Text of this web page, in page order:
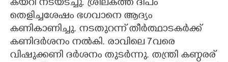
കയറി നടയടച്ചു. ശ്രീലകത്ത് ദീപം
തെളിച്ചശേഷം ഭഗവാനെ ആദ്യം
കണികാണിച്ചു. നടതുറന്ന് തീർത്ഥാടകർക്ക്
കണിദർശനം നൽകി. രാവിലെ 7വരെ
വിഷുക്കണി ദർശനം തുടർന്നു. തന്ത്രി കണ്ഠരര്